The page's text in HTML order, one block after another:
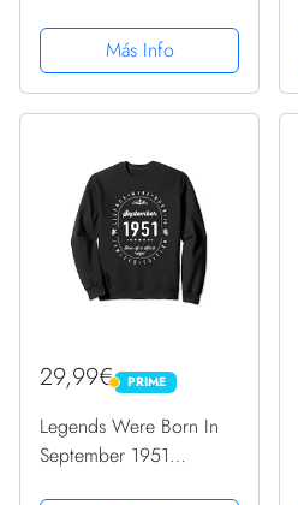
Más Info
29,99€ PRIME
PRIME
Legends Were Born In
September 1951